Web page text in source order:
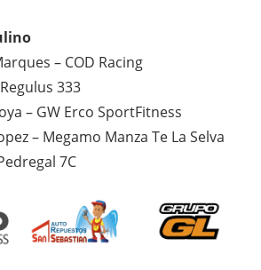
– COD Racing
333
– GW Erco SportFitness
– Megamo Manza Te La Selva
7C